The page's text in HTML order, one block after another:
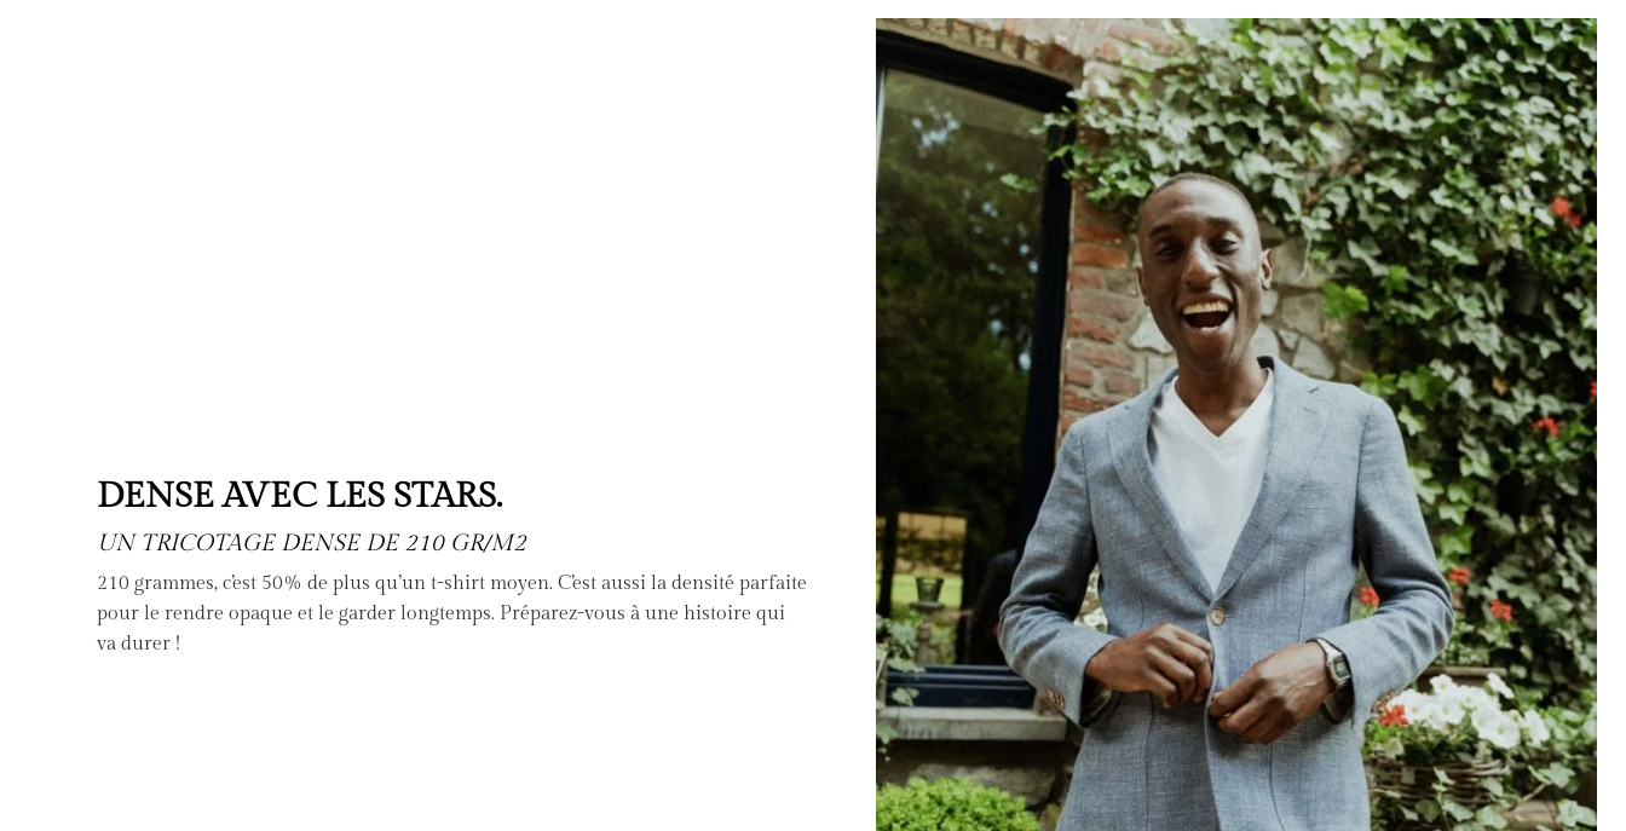
DENSE AVEC LES STARS.
UN TRICOTAGE DENSE DE 210 GR/M2
210 grammes, c’est 50% de plus qu’un t-shirt moyen. C’est aussi la densité parfaite
pour le rendre opaque et le garder longtemps. Préparez-vous à une histoire qui
va durer !